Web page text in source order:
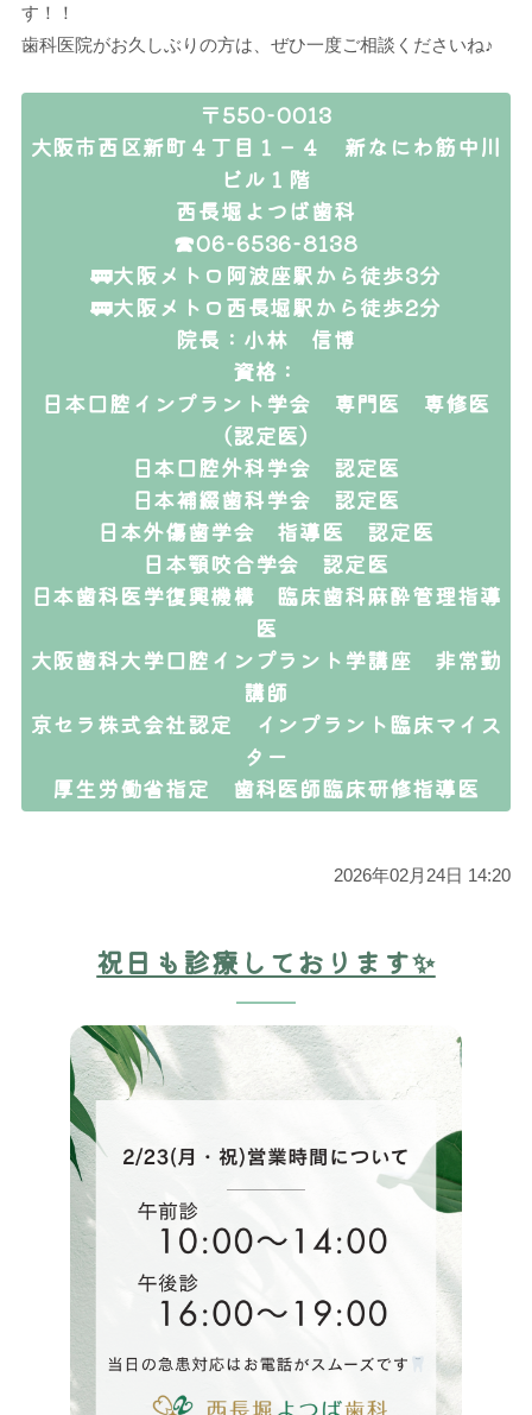
す！！
歯科医院がお久しぶりの方は、ぜひ一度ご相談くださいね♪
〒550-0013
大阪市西区新町４丁目１－４ 新なにわ筋中川
ビル１階
西長堀よつば歯科
☎06-6536-8138
🚃大阪メトロ阿波座駅から徒歩3分
🚃大阪メトロ西長堀駅から徒歩2分
院長：小林 信博
資格：
日本口腔インプラント学会 専門医 専修医
（認定医）
日本口腔外科学会 認定医
日本補綴歯科学会 認定医
日本外傷歯学会 指導医 認定医
日本顎咬合学会 認定医
日本歯科医学復興機構 臨床歯科麻酔管理指導
医
大阪歯科大学口腔インプラント学講座 非常勤
講師
京セラ株式会社認定 インプラント臨床マイス
ター
厚生労働省指定 歯科医師臨床研修指導医
2026年02月24日 14:20
祝日も診療しております✨